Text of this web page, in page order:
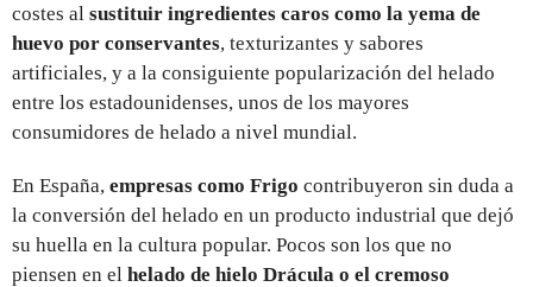
costes al sustituir ingredientes caros como la yema de
huevo por conservantes, texturizantes y sabores
artificiales, y a la consiguiente popularización del helado
entre los estadounidenses, unos de los mayores
consumidores de helado a nivel mundial.
En España, empresas como Frigo contribuyeron sin duda a
la conversión del helado en un producto industrial que dejó
su huella en la cultura popular. Pocos son los que no
piensen en el helado de hielo Drácula o el cremoso